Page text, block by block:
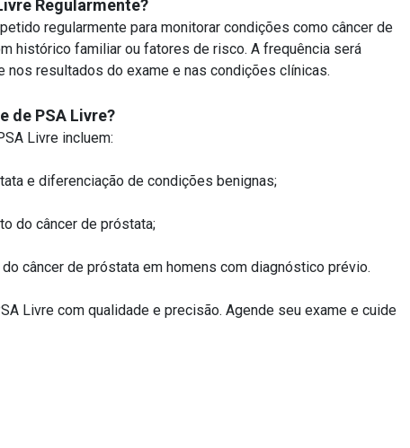
Regularmente?
regularmente para monitorar condições como câncer de
histórico familiar ou fatores de risco. A frequência será
resultados do exame e nas condições clínicas.
de PSA Livre?
Livre incluem:
e diferenciação de condições benignas;
do câncer de próstata;
câncer de próstata em homens com diagnóstico prévio.
Livre com qualidade e precisão. Agende seu exame e cuide